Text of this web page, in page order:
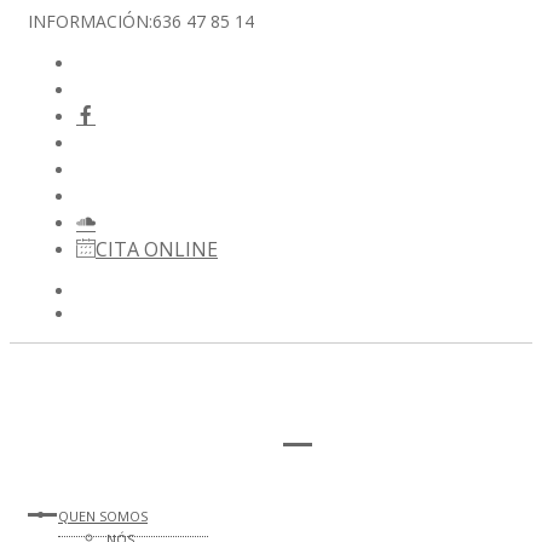
INFORMACIÓN:636 47 85 14
CITA ONLINE
QUEN SOMOS